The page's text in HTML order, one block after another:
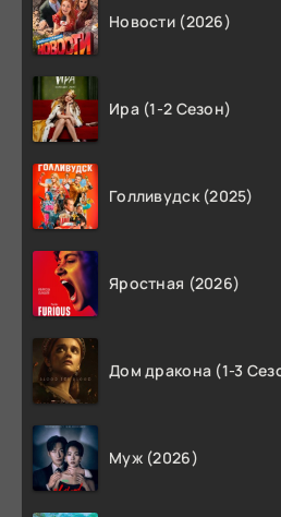
Новости (2026)
Ира (1-2 Сезон)
Голливудск (2025)
Яростная (2026)
Дом дракона (1-3
Муж (2026)